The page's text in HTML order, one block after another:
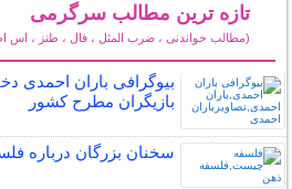
تازه ترین مطالب سرگرمی
(مطالب خواندنی ، ضرب المثل ، فال ، طنز ، اس
بیوگرافی باران احمدی
بازیگران مطرح کشور
سخنان بزرگان درباره